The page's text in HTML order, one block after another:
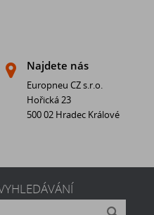
Najdete nás
Europneu CZ s.r.o.
Hořická 23
500 02 Hradec Králové